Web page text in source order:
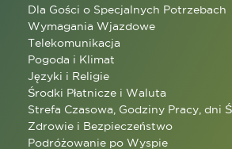
Dla Gości o Specjalnych Potrzebach
Wymagania Wjazdowe
Telekomunikacja
Pogoda i Klimat
Języki i Religie
Środki Płatnicze i Waluta
Strefa Czasowa, Godziny Pracy, dni
Zdrowie i Bezpieczeństwo
Podróżowanie po Wyspie